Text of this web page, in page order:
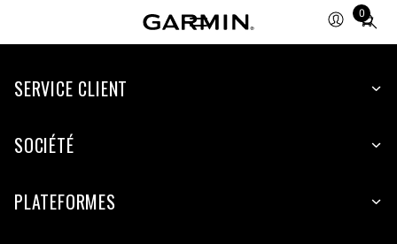
0
Total
items
cart:
SERVICE CLIENT
SOCIÉTÉ
PLATEFORMES